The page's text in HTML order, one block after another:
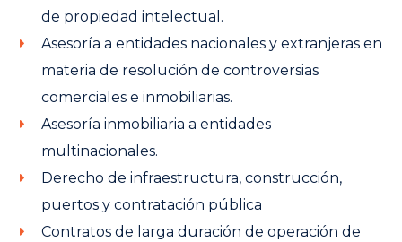
de propiedad intelectual.
Asesoría a entidades nacionales y extranjeras en
materia de resolución de controversias
comerciales e inmobiliarias.
Asesoría inmobiliaria a entidades
multinacionales.
Derecho de infraestructura, construcción,
puertos y contratación pública
Contratos de larga duración de operación de